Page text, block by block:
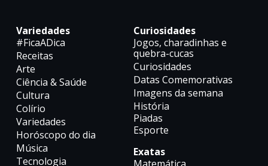
Variedades
#FicaADica
Receitas
Arte
Ciência & Saúde
Cultura
Colírio
Variedades
Horóscopo do dia
Música
Tecnologia
Curiosidades
Jogos, charadinhas e
quebra-cucas
Curiosidades
Datas Comemorativas
Imagens da semana
História
Piadas
Esporte
Exatas